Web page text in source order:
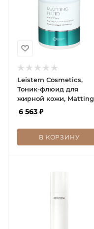
Leistern Cosmetics,
Тоник-флюид для
жирной кожи, Matting
Fluid for oily skin, 300
мл
6 563 ₽
В КОРЗИНУ